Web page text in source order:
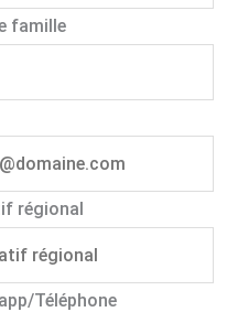
famille
régional
Téléphone